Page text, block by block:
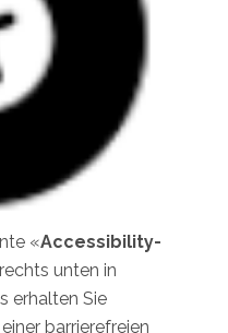
«Accessibility-
unten in
erhalten Sie
barrierefreien